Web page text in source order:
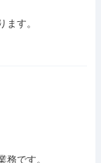
す。
です。